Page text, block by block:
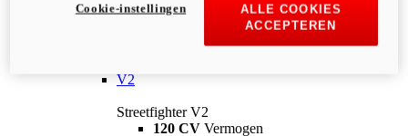
V2
Streetfighter V2
120 CV Vermogen
ALLE COOKIES
ACCEPTEREN
Cookie-instellingen